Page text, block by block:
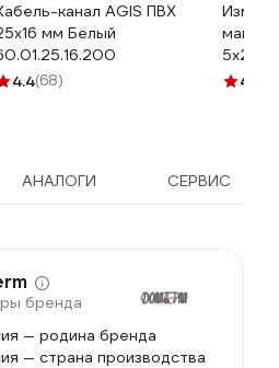
канал AGIS ПВХ
мм Белый
4.4(68)
4.5
АНАЛОГИ СЕРВИС
бренда
— родина бренда
— страна производства